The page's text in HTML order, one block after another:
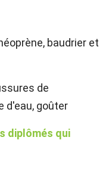
baudrier et
de
d'eau, goûter
diplômés qui